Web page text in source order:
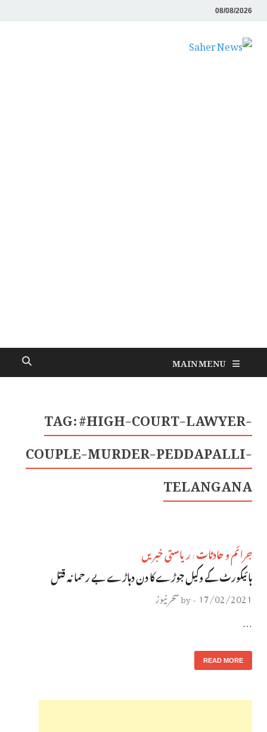
08/08/2026
MAIN MENU
TAG:#HIGH-COURT-LAWYER-
COUPLE-MURDER-PEDDAPALLI-
TELANGANA
جرائم و حادثات / ریاستی خبریں
ہائیکورٹ کے وکیل جوڑے کا دن دہاڑے بے رحمانہ قتل
17/02/2021
-
byسحر نیوز
…
READ MORE